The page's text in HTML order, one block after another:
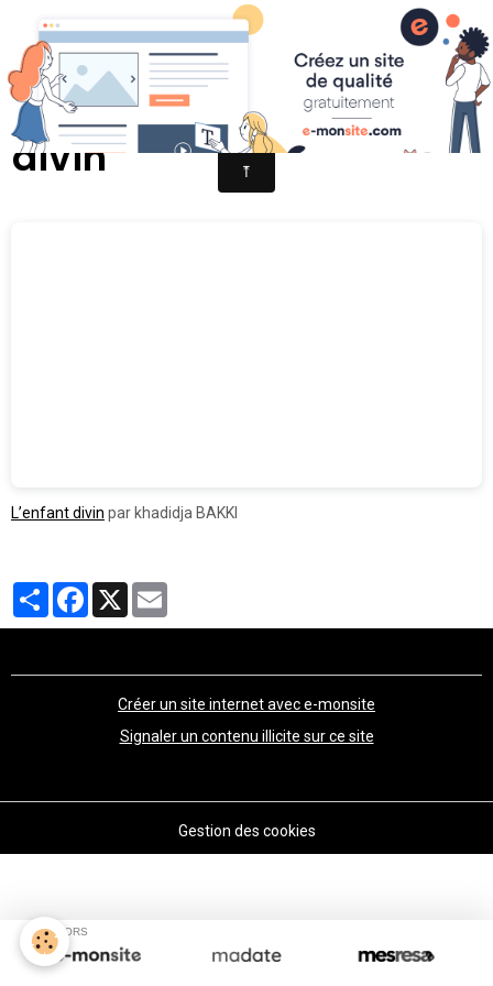
Naissance de l'enfant
divin
L’enfant divin par khadidja BAKKI
PartagerFacebook
X
Créer un site internet avec e-monsite
Signaler un contenu illicite sur ce site
Gestion des cookies
SPONSORS